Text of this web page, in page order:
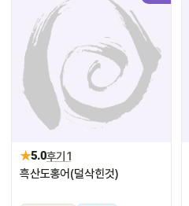
★5.0후기 1
흑산도홍어(덜삭힌것)